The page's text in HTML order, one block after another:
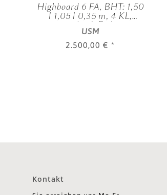
Highboard 6 FA, BHT: 1,50
| 1,05 | 0,35 m, 4 KL,
verschied. Farben
USM
2.500,00 € *
Kontakt